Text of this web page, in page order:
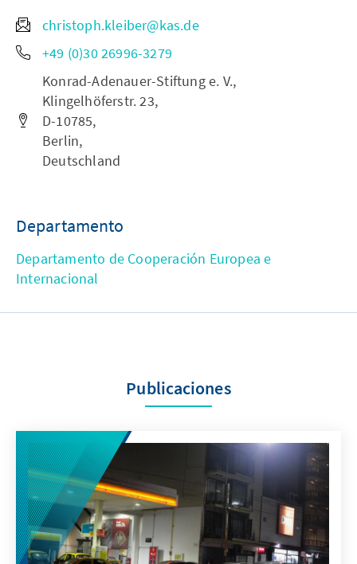
christoph.kleiber@kas.de
+49 (0)30 26996-3279
Konrad-Adenauer-Stiftung e. V.,
Klingelhöferstr. 23,
D-10785,
Berlin,
Deutschland
Departamento
Departamento de Cooperación Europea e
Internacional
Publicaciones